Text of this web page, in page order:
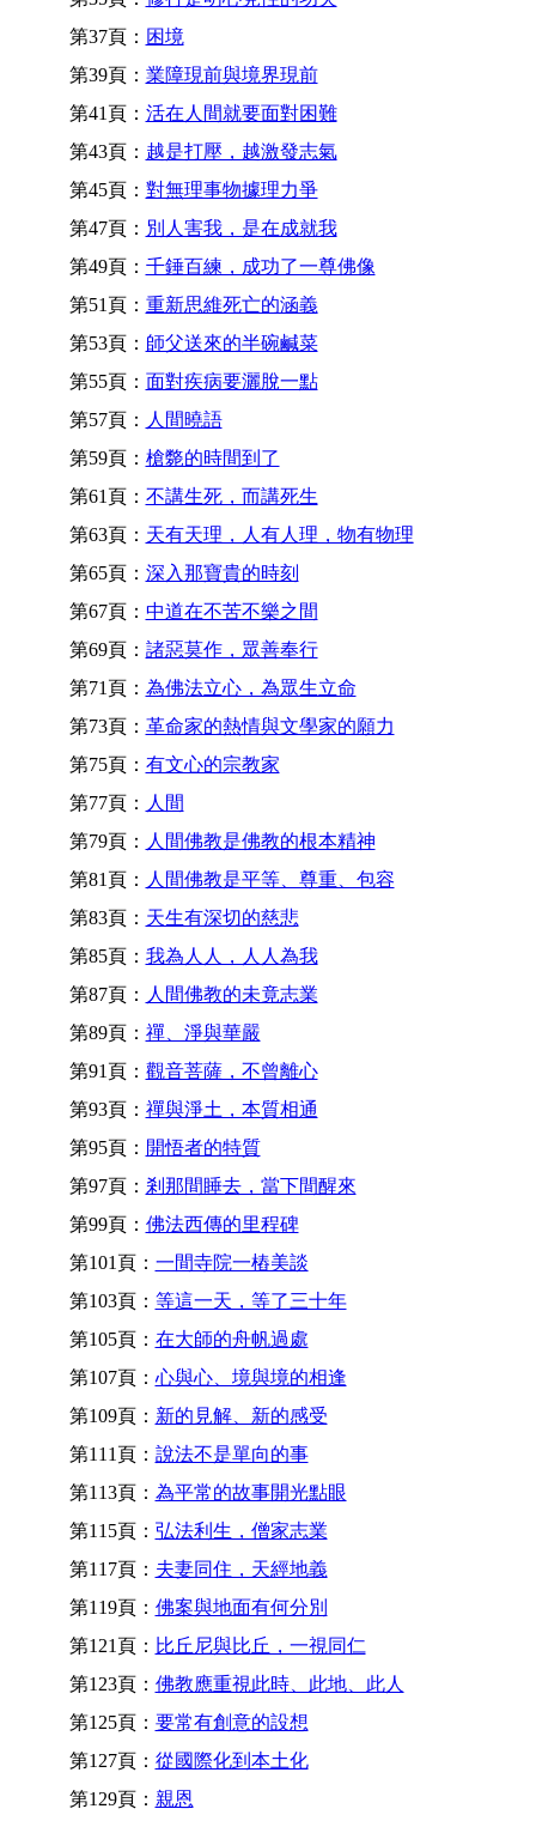
第37頁： 困境
第39頁： 業障現前與境界現前
第41頁： 活在人間就要面對困難
第43頁： 越是打壓，越激發志氣
第45頁： 對無理事物據理力爭
第47頁： 別人害我，是在成就我
第49頁： 千錘百練，成功了一尊佛像
第51頁： 重新思維死亡的涵義
第53頁： 師父送來的半碗鹹菜
第55頁： 面對疾病要灑脫一點
第57頁： 人間曉語
第59頁： 槍斃的時間到了
第61頁： 不講生死，而講死生
第63頁： 天有天理，人有人理，物有物理
第65頁： 深入那寶貴的時刻
第67頁： 中道在不苦不樂之間
第69頁： 諸惡莫作，眾善奉行
第71頁： 為佛法立心，為眾生立命
第73頁： 革命家的熱情與文學家的願力
第75頁： 有文心的宗教家
第77頁： 人間
第79頁： 人間佛教是佛教的根本精神
第81頁： 人間佛教是平等、尊重、包容
第83頁： 天生有深切的慈悲
第85頁： 我為人人，人人為我
第87頁： 人間佛教的未竟志業
第89頁： 禪、淨與華嚴
第91頁： 觀音菩薩，不曾離心
第93頁： 禪與淨土，本質相通
第95頁： 開悟者的特質
第97頁： 剎那間睡去，當下間醒來
第99頁： 佛法西傳的里程碑
第101頁： 一間寺院一樁美談
第103頁： 等這一天，等了三十年
第105頁： 在大師的舟帆過處
第107頁： 心與心、境與境的相逢
第109頁： 新的見解、新的感受
第111頁： 說法不是單向的事
第113頁： 為平常的故事開光點眼
第115頁： 弘法利生，僧家志業
第117頁： 夫妻同住，天經地義
第119頁： 佛案與地面有何分別
第121頁： 比丘尼與比丘，一視同仁
第123頁： 佛教應重視此時、此地、此人
第125頁： 要常有創意的設想
第127頁： 從國際化到本土化
第129頁： 親恩